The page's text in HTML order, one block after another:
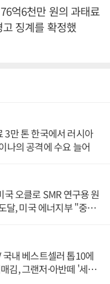
억6천만 원의 과태료
징계를 확정했
3만 톤 한국에서 러시아
나의 공격에 수요 늘어
오클로 SMR 연구용 원
달, 미국 에너지부 "중요
내 베스트셀러 톱10에
김, 그랜저·아반떼 '세단